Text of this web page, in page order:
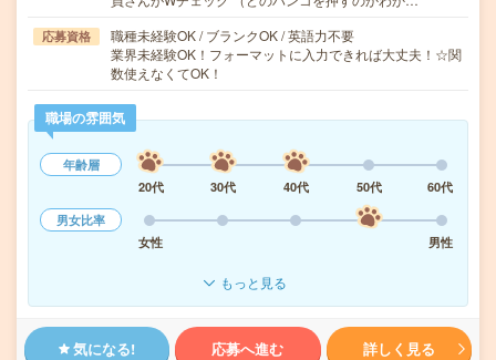
応募資格
職種未経験OK / ブランクOK / 英語力不要
業界未経験OK！フォーマットに入力できれば大丈夫！☆関
数使えなくてOK！
職場の雰囲気
年齢層
20代
30代 40代 50代
60代
男女比率
女性
男性
もっと見る
気になる! 応募へ進む 詳しく見る